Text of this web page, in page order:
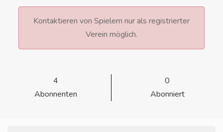
Kontaktieren von Spielern nur als registrierter
Verein möglich.
4
Abonnenten
0
Abonniert